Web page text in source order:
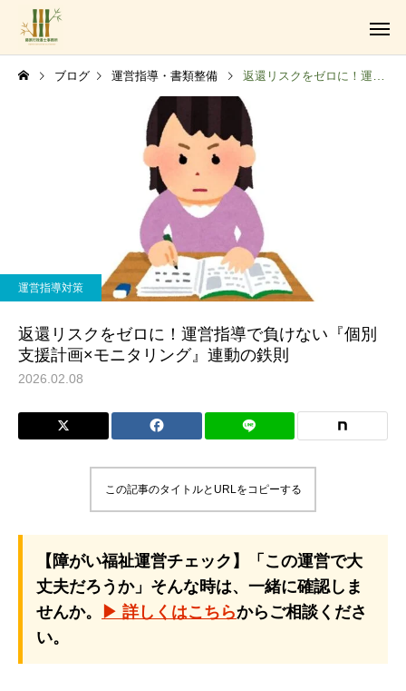
障がい福祉サービス事業
ブログ 運営指導・書類整備 返還リスクをゼロに！運営指導で負けない『個別支援計画×モニタリング』連動の鉄則
運営指導対策
返還リスクをゼロに！運営指導で負けない『個別
支援計画×モニタリング』連動の鉄則
2026.02.08
この記事のタイトルとURLをコピーする
【障がい福祉運営チェック】「この運営で大
丈夫だろうか」そんな時は、一緒に確認しま
せんか。
▶ 詳しくはこちらからご相談くださ
い。